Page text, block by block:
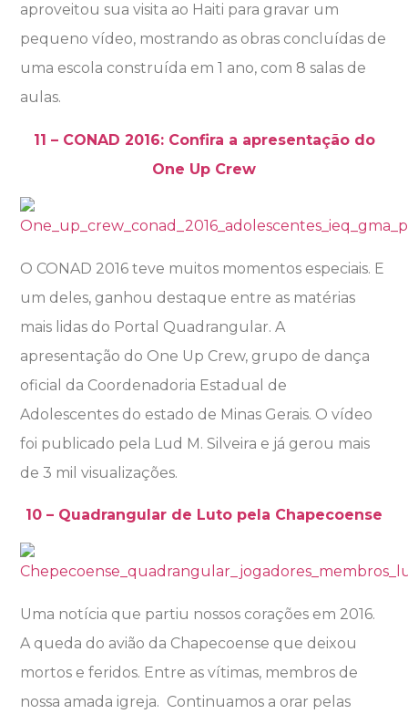
aproveitou sua visita ao Haiti para gravar um
pequeno vídeo, mostrando as obras concluídas de
uma escola construída em 1 ano, com 8 salas de
aulas.
11 – CONAD 2016: Confira a apresentação do
One Up Crew
O CONAD 2016 teve muitos momentos especiais. E
um deles, ganhou destaque entre as matérias
mais lidas do Portal Quadrangular. A
apresentação do One Up Crew, grupo de dança
oficial da Coordenadoria Estadual de
Adolescentes do estado de Minas Gerais. O vídeo
foi publicado pela Lud M. Silveira e já gerou mais
de 3 mil visualizações.
10 – Quadrangular de Luto pela Chapecoense
Uma notícia que partiu nossos corações em 2016.
A queda do avião da Chapecoense que deixou
mortos e feridos. Entre as vítimas, membros de
nossa amada igreja. Continuamos a orar pelas